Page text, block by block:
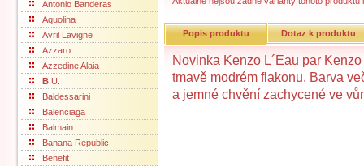
Antonio Banderas
Aquolina
Avril Lavigne
Azzaro
Azzedine Alaia
B .U.
Baldessarini
Balenciaga
Balmain
Banana Republic
Benefit
Popis produktu Dotaz k produktu
Novinka Kenzo L´Eau par
tmavě modrém flakonu. Barva
a jemné chvění zachycené ve